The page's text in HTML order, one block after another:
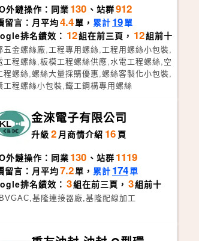
外鏈操作：同業 130 、站群912
留言：月平均4.4單， 累計 19單
排名績效： 12組在前三頁， 12組前十
五金螺絲廠,工程專用螺絲,工程用螺絲小包裝,
工程螺絲,板模工程螺絲供應,水電工程螺絲,空
程螺絲,螺絲大量採購優惠,螺絲客製化小包裝,
工程螺絲小包裝,鐵工鋼構專用螺絲
金淶電子有限公司
升級 2 月商情介紹 16 頁
外鏈操作：同業 130 、站群 1119
留言：月平均7.2單， 累計 174單
排名績效： 3組在前三頁， 3組前十
基隆連接器廠,基隆配線加工